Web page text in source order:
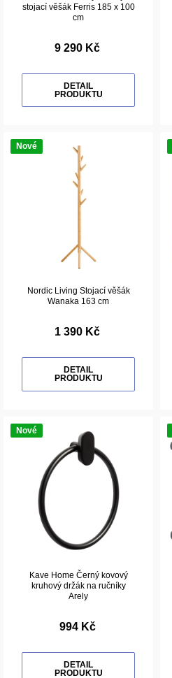
stojací věšák Ferris 185 x 100
cm
9 290 Kč
DETAIL
PRODUKTU
Nové
Nordic Living Stojací věšák
Wanaka 163 cm
1 390 Kč
DETAIL
PRODUKTU
Nové
Kave Home Černý kovový
kruhový držák na ručníky
Arely
994 Kč
DETAIL
PRODUKTU